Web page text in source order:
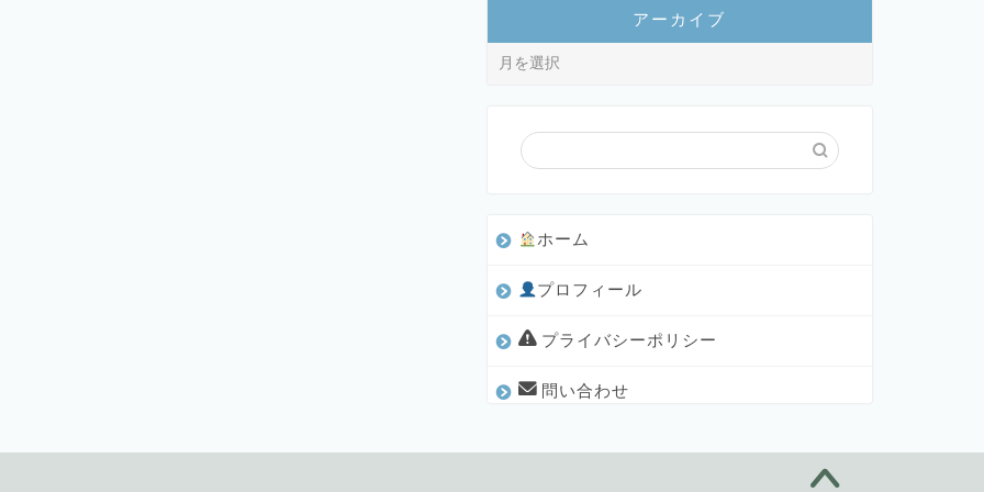
アーカイブ
ホーム
プロフィール
プライバシーポリシー
問い合わせ